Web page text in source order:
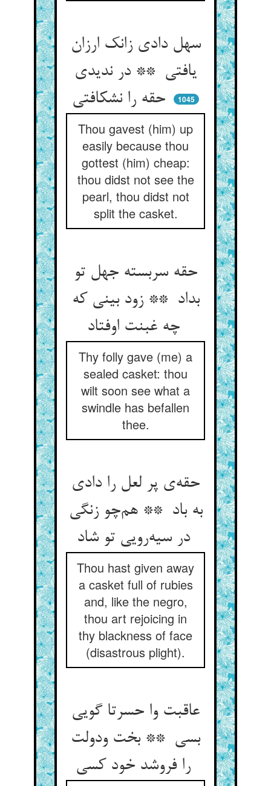
سهل دادی زانک ارزان
یافتی ** در ندیدی
1045
Thou gavest (him) up
easily because thou
gottest (him) cheap:
thou didst not see the
pearl, thou didst not
split the casket.
حقه سربسته جهل تو
بداد ** زود بینی که
چه غبنت اوفتاد
Thy folly gave (me) a
sealed casket: thou
wilt soon see what a
swindle has befallen
thee.
حقه‌ی پر لعل را دادی
به باد ** هم‌چو زنگی
در سیه‌رویی تو شاد
Thou hast given away
a casket full of rubies
and, like the negro,
thou art rejoicing in
thy blackness of face
(disastrous plight).
عاقبت وا حسرتا گویی
بسی ** بخت ودولت